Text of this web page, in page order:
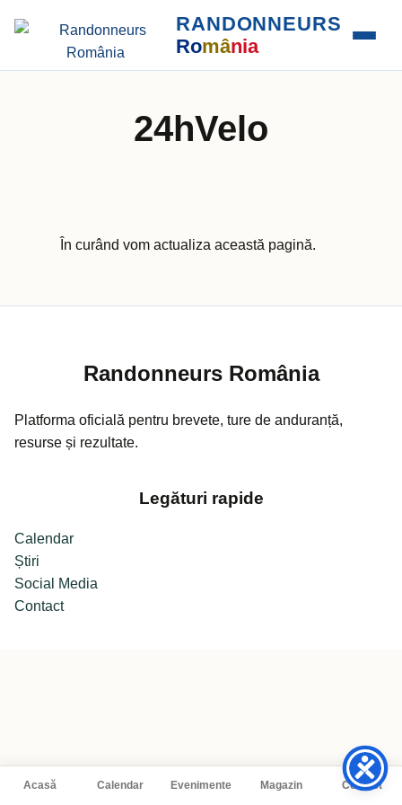
RANDONNEURS
România
Acasă Calendar Evenimente Magazin Contact
24hVelo
În curând vom actualiza această pagină.
Randonneurs România
Platforma oficială pentru brevete, ture de anduranță,
resurse și rezultate.
Legături rapide
Calendar
Știri
Social Media
Contact